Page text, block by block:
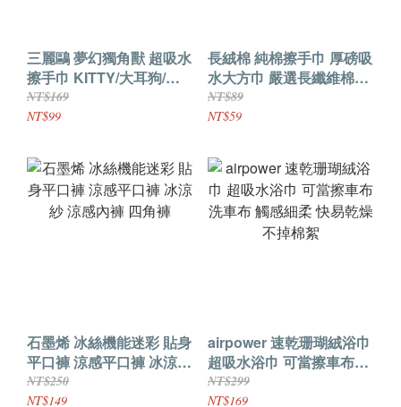
三麗鷗 夢幻獨角獸 超吸水
擦手巾 KITTY/大耳狗/酷
洛米 手帕 日本正版授權
NT$169
NT$99
長絨棉 純棉擦手巾 厚磅吸
水大方巾 嚴選長纖維棉花
多款花色
NT$89
NT$59
石墨烯 冰絲機能迷彩 貼身
平口褲 涼感平口褲 冰涼紗
涼感內褲 四角褲
NT$250
NT$149
airpower 速乾珊瑚絨浴巾
超吸水浴巾 可當擦車布洗
車布 觸感細柔 快易乾燥
不掉棉絮
NT$299
NT$169